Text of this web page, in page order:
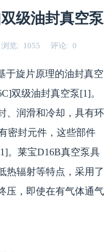
级油封真空泵
浏览 1055 评论 0
于旋片原理的油封真空
双级油封真空泵[1]。
、润滑和冷却，具有环
密封元件，这些部件
。莱宝D16B真空泵具
热辐射等特点，采用了
压，即使在有气体通气